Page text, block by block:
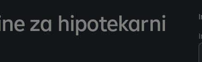
za hipotekarni